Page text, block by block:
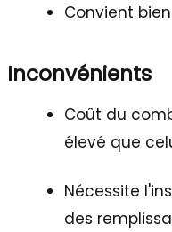
Convient
Inconvénients
Coût du
élevé que
Nécessite
des